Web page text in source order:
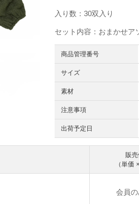
入り数：30双入り
セット内容：おまかせア
商品管理番号
サイズ
素材
注意事項
出荷予定日
販
（単価
会員